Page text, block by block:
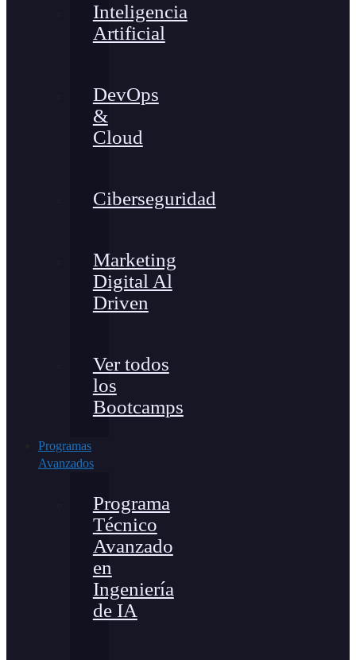
Inteligencia
Artificial
DevOps
&
Cloud
Ciberseguridad
Marketing
Digital Al
Driven
Ver todos
los
Bootcamps
Programas
Avanzados
Programa
Técnico
Avanzado
en
Ingeniería
de IA